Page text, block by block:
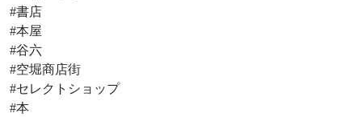
#書店
#本屋
#谷六
#空堀商店街
#セレクトショップ
#本